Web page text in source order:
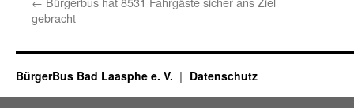
gebracht
BürgerBus Bad Laasphe e. V. Datenschutz